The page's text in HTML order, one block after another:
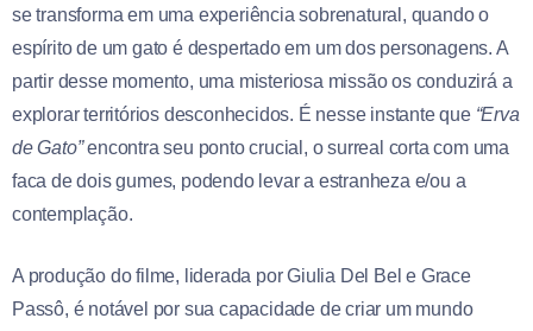
se transforma em uma experiência sobrenatural, quando o
espírito de um gato é despertado em um dos personagens. A
partir desse momento, uma misteriosa missão os conduzirá a
explorar territórios desconhecidos. É nesse instante que “Erva
de Gato”encontra seu ponto crucial, o surreal corta com uma
faca de dois gumes, podendo levar a estranheza e/ou a
contemplação.
A produção do filme, liderada por Giulia Del Bel e Grace
Passô, é notável por sua capacidade de criar um mundo